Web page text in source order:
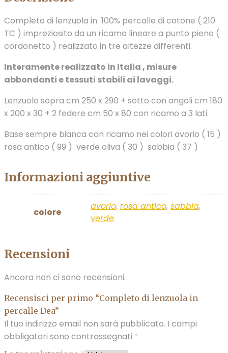
Completo di lenzuola in 100% percalle di cotone ( 210
TC ) impreziosito da un ricamo lineare a punto pieno (
cordonetto ) realizzato in tre altezze differenti.
Interamente realizzato in Italia , misure
abbondanti e tessuti stabili ai lavaggi.
Lenzuolo sopra cm 250 x 290 + sotto con angoli cm 180
x 200 x 30 + 2 federe cm 50 x 80 con ricamo a 3 lati.
Base sempre bianca con ricamo nei colori avorio ( 15 )
rosa antico ( 99 ) verde oliva ( 30 ) sabbia ( 37 )
Informazioni aggiuntive
colore
avorio, rosa antico, sabbia,
verde
Recensioni
Ancora non ci sono recensioni.
Recensisci per primo “Completo di lenzuola in
percalle Dea”
Il tuo indirizzo email non sarà pubblicato. I campi
obbligatori sono contrassegnati *